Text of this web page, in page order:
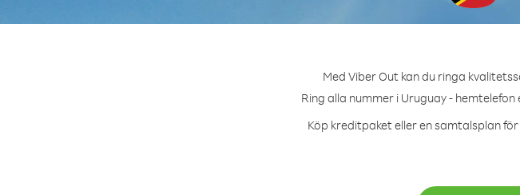
Med Viber Out kan du ringa
Ring alla nummer i Uruguay -
Köp kreditpaket eller en samtalsplan